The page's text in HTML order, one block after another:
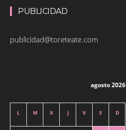
PUBLICIDAD
publicidad@toreteate.com
agosto 2026
L M X J V S D